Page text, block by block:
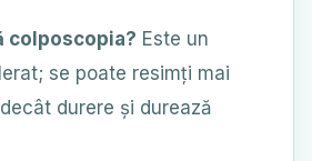
colposcopia? Este un
se poate resimți mai
durere și durează